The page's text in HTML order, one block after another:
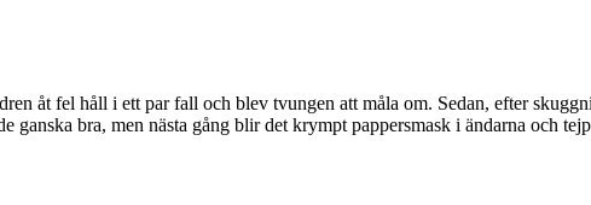
åt fel håll i ett par fall och blev tvungen att måla om. Sedan, efter
bra, men nästa gång blir det krympt pappersmask i ändarna och